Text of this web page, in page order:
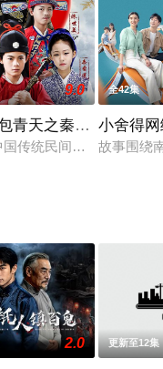
水浒传》原著中鲁智
9.0
青天之秦香莲与陈世
传统民间故事《铡美案
全42集
小舍得
故事围绕
2.0 更新至12集